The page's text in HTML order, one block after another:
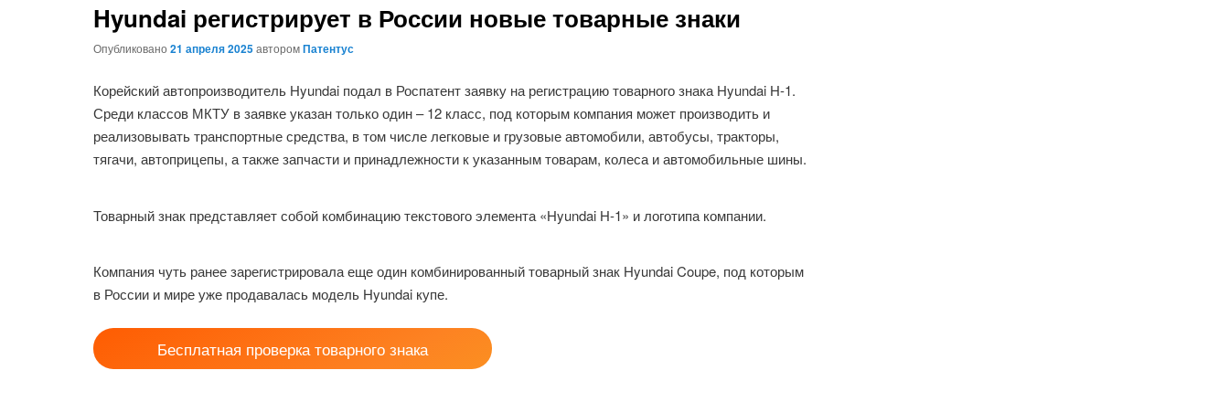
Hyundai регистрирует в России новые товарные знаки
Опубликовано21 апреля 2025авторомПатентус
Корейский автопроизводитель Hyundai подал в Роспатент заявку на регистрацию товарного знака Hyundai H-1.
Среди классов МКТУ в заявке указан только один – 12 класс, под которым компания может производить и
реализовывать транспортные средства, в том числе легковые и грузовые автомобили, автобусы, тракторы,
тягачи, автоприцепы, а также запчасти и принадлежности к указанным товарам, колеса и автомобильные шины.
Товарный знак представляет собой комбинацию текстового элемента «Hyundai H-1» и логотипа компании.
Компания чуть ранее зарегистрировала еще один комбинированный товарный знак Hyundai Coupe, под которым
в России и мире уже продавалась модель Hyundai купе.
Бесплатная проверка товарного знака